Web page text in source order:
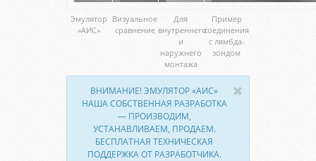
Эмулятор
«АИС»
Визуальное
сравнение
Для
внутреннего
и
наружнего
монтажа
Пример
соединения
с лямбда-
зондом
ВНИМАНИЕ! ЭМУЛЯТОР «АИС»
НАША СОБСТВЕННАЯ РАЗРАБОТКА
— ПРОИЗВОДИМ,
УСТАНАВЛИВАЕМ, ПРОДАЕМ.
БЕСПЛАТНАЯ ТЕХНИЧЕСКАЯ
ПОДДЕРЖКА ОТ РАЗРАБОТЧИКА.